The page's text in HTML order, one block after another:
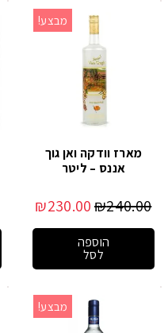
מבצע!
מארז וודקה ואן גוך
אננס – ליטר
₪240.00
₪230.00
הוספה
לסל
מבצע!